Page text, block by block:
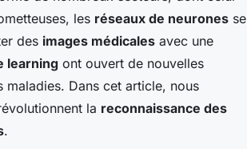
en
les réseaux de neurones se
des images médicales avec une
learning ont ouvert de nouvelles
Dans cet article, nous
la reconnaissance des
.